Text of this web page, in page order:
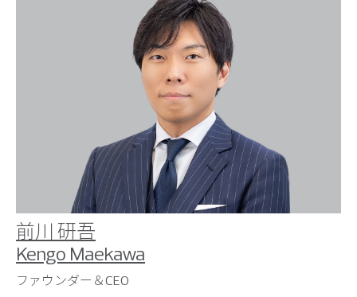
前川 研吾
Kengo Maekawa
ファウンダー＆CEO